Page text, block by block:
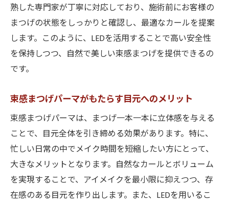
リピーターが多い理由とその魅力
心斎橋の束感まつげパーマで得られる満足
度
LED技術で実現する自然なカールとボリューム
自然な仕上がりを追求する新技術
環境に配慮したLED技術の利点
安全性を重視した施術方法とは
LED技術と従来の技術の違い
忙しい日常にこそおすすめしたい束感まつげパ
ーマの効果
熟した専門家が丁寧に対応しており、施術前にお客様の
まつげの状態をしっかりと確認し、最適なカールを提案
します。このように、LEDを活用することで高い安全性
を保持しつつ、自然で美しい束感まつげを提供できるの
です。
束感まつげパーマがもたらす目元へのメリット
束感まつげパーマは、まつげ一本一本に立体感を与える
ことで、目元全体を引き締める効果があります。特に、
忙しい日常の中でメイク時間を短縮したい方にとって、
大きなメリットとなります。自然なカールとボリューム
を実現することで、アイメイクを最小限に抑えつつ、存
在感のある目元を作り出します。また、LEDを用いるこ